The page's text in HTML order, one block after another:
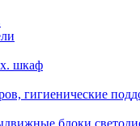
шкаф
гигиенические